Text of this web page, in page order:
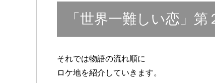
「世界一難しい恋」
それでは物語の流れ順に
ロケ地を紹介していきます。